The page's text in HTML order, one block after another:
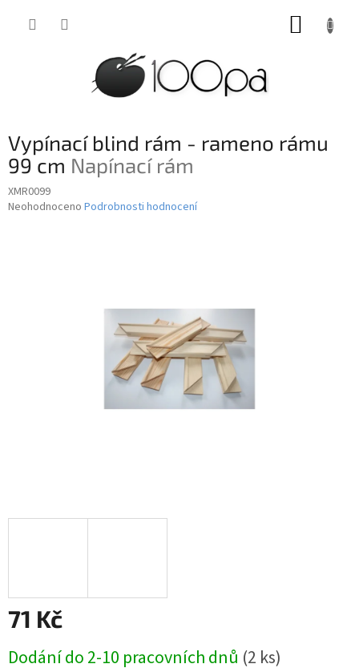
Vypínací blind rám - rameno rámu
99 cm Napínací rám
XMR0099
Průměrné
Neohodnoceno Podrobnosti hodnocení
71 Kč
cena:
Dodání do 2-10 pracovních dnů (2 ks)